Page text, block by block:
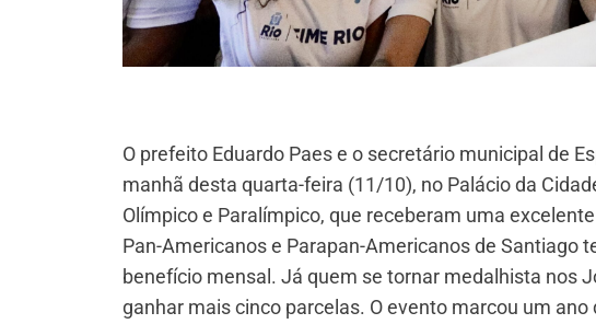
O prefeito Eduardo Paes e o secretário municipal de
manhã desta quarta-feira (11/10), no Palácio da
Olímpico e Paralímpico, que receberam uma
Pan-Americanos e Parapan-Americanos de Santiago
benefício mensal. Já quem se tornar medalhista nos
ganhar mais cinco parcelas. O evento marcou um